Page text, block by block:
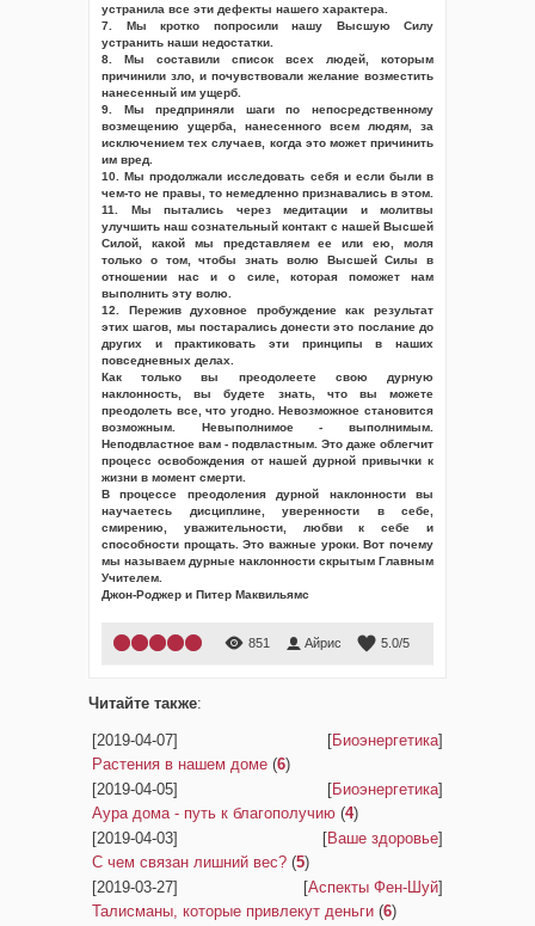
устранила все эти дефекты нашего характера.
7. Мы кротко попросили нашу Высшую Силу
устранить наши недостатки.
8. Мы составили список всех людей, которым
причинили зло, и почувствовали желание возместить
нанесенный им ущерб.
9. Мы предприняли шаги по непосредственному
возмещению ущерба, нанесенного всем людям, за
исключением тех случаев, когда это может причинить
им вред.
10. Мы продолжали исследовать себя и если были в
чем-то не правы, то немедленно признавались в этом.
11. Мы пытались через медитации и молитвы
улучшить наш сознательный контакт с нашей Высшей
Силой, какой мы представляем ее или ею, моля
только о том, чтобы знать волю Высшей Силы в
отношении нас и о силе, которая поможет нам
выполнить эту волю.
12. Пережив духовное пробуждение как результат
этих шагов, мы постарались донести это послание до
других и практиковать эти принципы в наших
повседневных делах.
Как только вы преодолеете свою дурную
наклонность, вы будете знать, что вы можете
преодолеть все, что угодно. Невозможное становится
возможным. Невыполнимое - выполнимым.
Неподвластное вам - подвластным. Это даже облегчит
процесс освобождения от нашей дурной привычки к
жизни в момент смерти.
В процессе преодоления дурной наклонности вы
научаетесь дисциплине, уверенности в себе,
смирению, уважительности, любви к себе и
способности прощать. Это важные уроки. Вот почему
мы называем дурные наклонности скрытым Главным
Учителем.
Джон-Роджер и Питер Маквильямс
851 Айрис 5.0/5
Читайте также:
[2019-04-07] [Биоэнергетика]
Растения в нашем доме (6)
[2019-04-05]
[Биоэнергетика]
Аура дома - путь к благополучию (4)
[2019-04-03]
[Ваше здоровье]
С чем связан лишний вес? (5)
[2019-03-27]
[Аспекты Фен-Шуй]
Талисманы, которые привлекут деньги (6)